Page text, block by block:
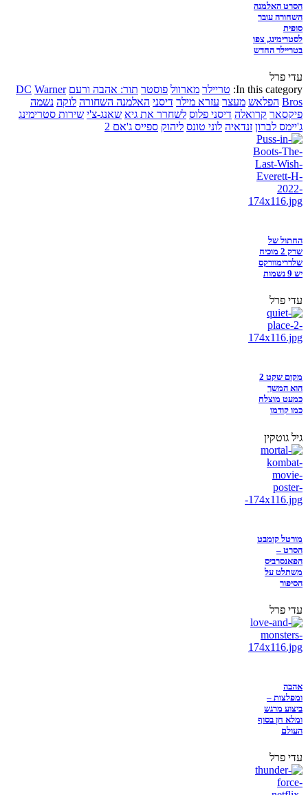
הסרט האלמנה
השחורה עובר
סופית
לסטרימינג, צפו
בטריילר החדש
עדי פרל
In this category: טריילר מארוול פוסטר תור: אהבה ורעם DC Warner
Bros הפלאש מעצר עזרא מילר דיסני האלמנה השחורה לוקה נשמה
פיקסאר קרואלה דיסני פלוס לשחרר את גיא שאנג-צ'י שירות סטרימינג
ג'יימס לברון זנדאיה לוני טונס ליהוק ספייס ג'אם 2
החתול של
שרק 2 מוכיח
שלדרימוורקס
יש 9 נשמות
עדי פרל
מקום שקט 2
הוא המשך
כמעט מוצלח
כמו קודמו
גיל גוטקין
מורטל קומבט
הסרט –
הפאנסרביס
משתלט על
הסיפור
עדי פרל
אהבה
ומפלצות –
ביצוע מרגש
ומלא חן בסוף
העולם
עדי פרל